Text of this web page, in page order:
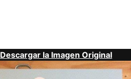
Descargar la Imagen Original